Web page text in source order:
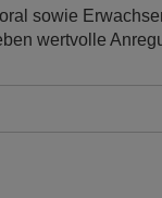
sowie
wertvolle